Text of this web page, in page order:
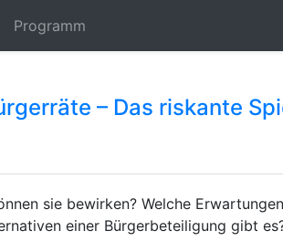
Programm
– Das riskante
sie bewirken? Welche
einer Bürgerbeteiligung gibt